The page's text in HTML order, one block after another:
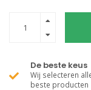
De beste keus
Wij selecteren
beste producten